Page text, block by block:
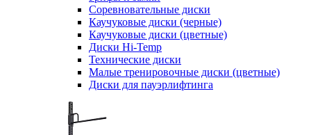
Соревновательные диски
Каучуковые диски (черные)
Каучуковые диски (цветные)
Диски Hi-Temp
Технические диски
Малые тренировочные диски (цветные)
Диски для пауэрлифтинга